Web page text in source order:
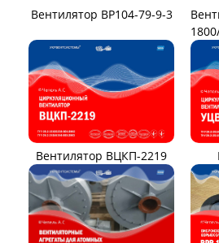
Вентилятор ВЦ7-15
Вентилятор ВР140-15